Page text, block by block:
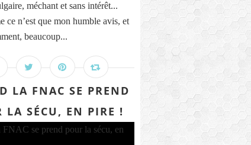
méchant et sans intérêt...
ce n’est que mon humble avis, et
beaucoup...
LA FNAC SE PREND
LA SÉCU, EN PIRE !